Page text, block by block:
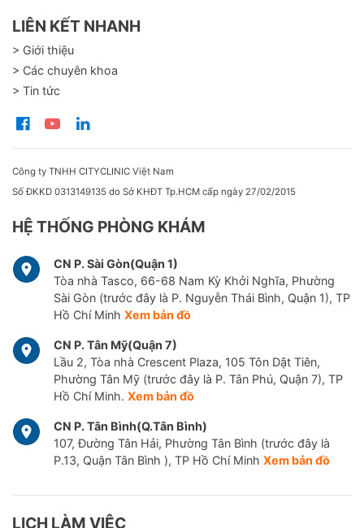
LIÊN KẾT NHANH
> Giới thiệu
> Các chuyên khoa
> Tin tức
Công ty TNHH CITYCLINIC Việt Nam
Số ĐKKD 0313149135 do Sở KHĐT Tp.HCM cấp ngày 27/02/2015
HỆ THỐNG PHÒNG KHÁM
CN P. Sài Gòn(Quận 1)
Tòa nhà Tasco, 66-68 Nam Kỳ Khởi Nghĩa, Phường
Sài Gòn (trước đây là P. Nguyễn Thái Bình, Quận 1), TP
Hồ Chí Minh Xem bản đồ
CN P. Tân Mỹ(Quận 7)
Lầu 2, Tòa nhà Crescent Plaza, 105 Tôn Dật Tiên,
Phường Tân Mỹ (trước đây là P. Tân Phú, Quận 7), TP
Hồ Chí Minh. Xem bản đồ
CN P. Tân Bình(Q.Tân Bình)
107, Đường Tân Hải, Phường Tân Bình (trước đây là
P.13, Quận Tân Bình ), TP Hồ Chí Minh Xem bản đồ
LỊCH LÀM VIỆC